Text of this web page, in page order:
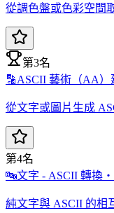
從調色盤或色彩空間
第3名
🔡ASCII 藝術（AA）
從文字或圖片生成
第4名
🔤文字 - ASCII 轉換
純文字與 ASCII 的相